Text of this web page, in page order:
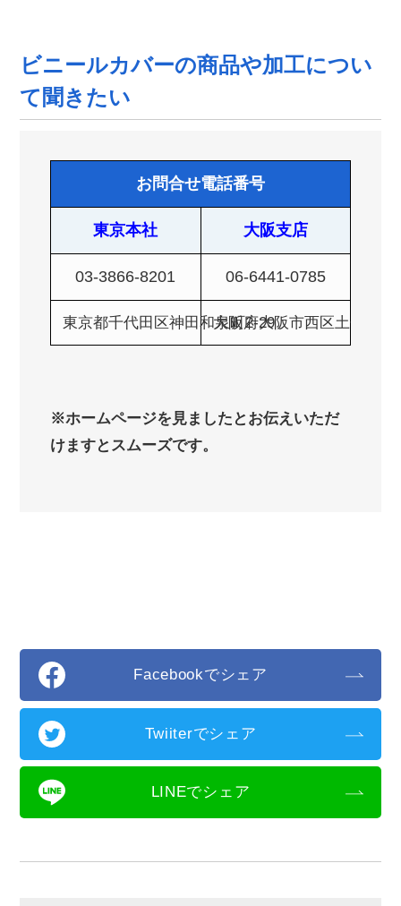
ビニールカバーの商品や加工につい
て聞きたい
お問合せ電話番号
東京本社 大阪支店
03-3866-8201 06-6441-0785
東京都千代田区神田和泉町2-29大阪府大阪市西区土佐堀1-
※ホームページを見ましたとお伝えいただ
けますとスムーズです。
Facebookでシェア
Twiiterでシェア
LINEでシェア